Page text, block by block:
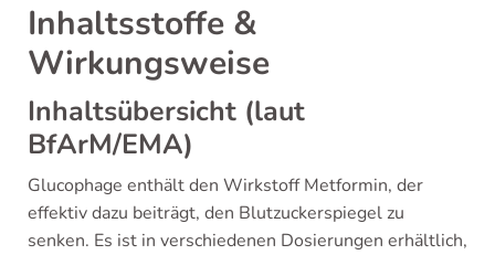
Inhaltsstoffe &
Wirkungsweise
Inhaltsübersicht (laut
BfArM/EMA)
Glucophage enthält den Wirkstoff Metformin, der
effektiv dazu beiträgt, den Blutzuckerspiegel zu
senken. Es ist in verschiedenen Dosierungen erhältlich,